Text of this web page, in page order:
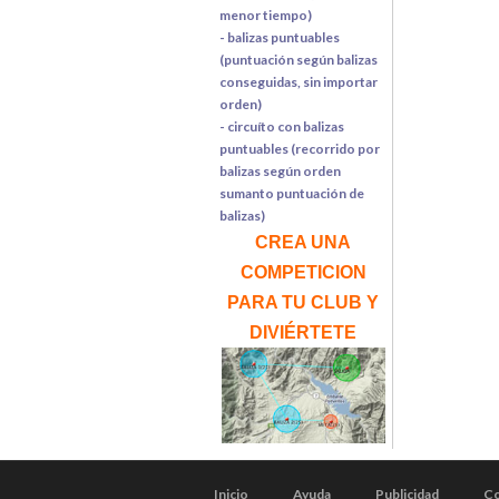
menor tiempo)
- balizas puntuables
(puntuación según balizas
conseguidas, sin importar
orden)
- circuíto con balizas
puntuables (recorrido por
balizas según orden
sumanto puntuación de
balizas)
CREA UNA
COMPETICION
PARA TU CLUB Y
DIVIÉRTETE
Inicio Ayuda Publicidad